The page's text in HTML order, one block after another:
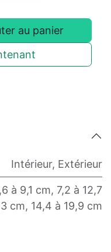
au panier
Intérieur, Extérieur
à 9,1 cm, 7,2 à 12,7
cm, 14,4 à 19,9 cm